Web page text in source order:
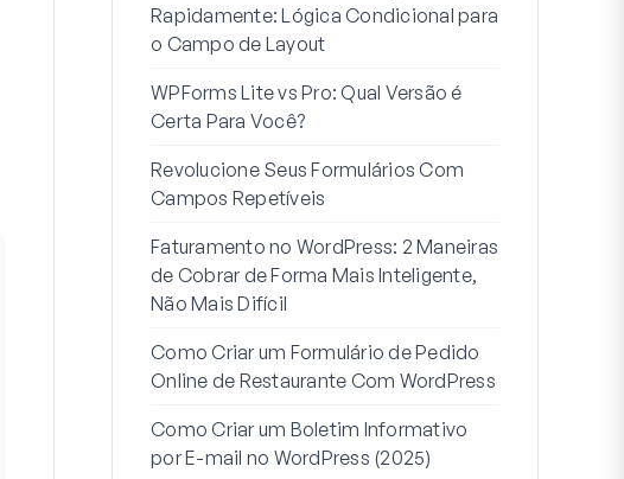
Rapidamente: Lógica Condicional para
o Campo de Layout
WPForms Lite vs Pro: Qual Versão é
Certa Para Você?
Revolucione Seus Formulários Com
Campos Repetíveis
Faturamento no WordPress: 2 Maneiras
de Cobrar de Forma Mais Inteligente,
Não Mais Difícil
Como Criar um Formulário de Pedido
Online de Restaurante Com WordPress
Como Criar um Boletim Informativo
por E-mail no WordPress (2025)